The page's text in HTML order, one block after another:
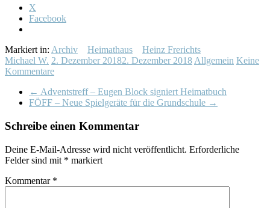
X
Facebook
Markiert in: Archiv Heimathaus
Heinz Frerichts
Michael W. 2. Dezember 20182. Dezember 2018 Allgemein Keine
Kommentare
← Adventstreff – Eugen Block signiert Heimatbuch
FÖFF – Neue Spielgeräte für die Grundschule →
Schreibe einen Kommentar
Deine E-Mail-Adresse wird nicht veröffentlicht. Erforderliche
Felder sind mit * markiert
Kommentar *